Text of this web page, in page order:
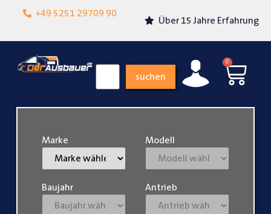
+49 5251 29709 90
Lokalgeschäft in
Über 15 Jahre Erfahrung
suchen
0
Marke Modell
Baujahr Antrieb